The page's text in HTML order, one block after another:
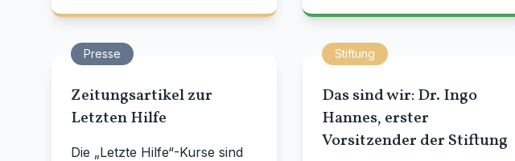
Presse
Zeitungsartikel zur
Letzten Hilfe
Die „Letzte Hilfe“-Kurse sind
Stiftung
Das sind wir: Dr. Ingo
Hannes, erster
Vorsitzender der Stiftung